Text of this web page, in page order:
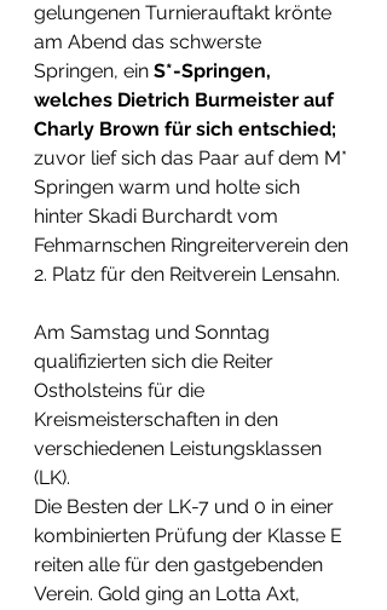
gelungenen Turnierauftakt krönte
am Abend das schwerste
Springen, ein S*-Springen,
welches Dietrich Burmeister auf
Charly Brown für sich entschied;
zuvor lief sich das Paar auf dem M*
Springen warm und holte sich
hinter Skadi Burchardt vom
Fehmarnschen Ringreiterverein den
2. Platz für den Reitverein Lensahn.
Am Samstag und Sonntag
qualifizierten sich die Reiter
Ostholsteins für die
Kreismeisterschaften in den
verschiedenen Leistungsklassen
(LK).
Die Besten der LK-7 und 0 in einer
kombinierten Prüfung der Klasse E
reiten alle für den gastgebenden
Verein. Gold ging an Lotta Axt,